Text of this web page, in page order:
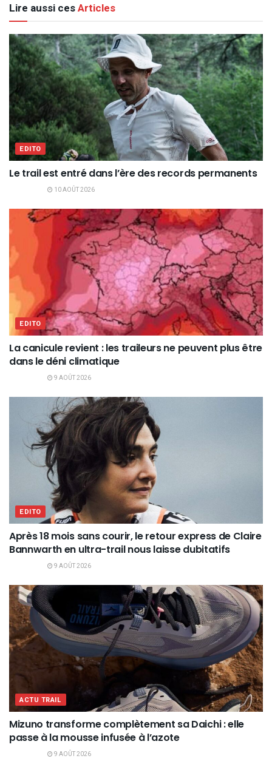
Lire aussi cesArticles
EDITO
Le trail est entré dans l’ère des records permanents
10 AOÛT 2026
EDITO
La canicule revient : les traileurs ne peuvent plus être
dans le déni climatique
9 AOÛT 2026
EDITO
Après 18 mois sans courir, le retour express de Claire
Bannwarth en ultra-trail nous laisse dubitatifs
9 AOÛT 2026
ACTU TRAIL
Mizuno transforme complètement sa Daichi : elle
passe à la mousse infusée à l’azote
9 AOÛT 2026